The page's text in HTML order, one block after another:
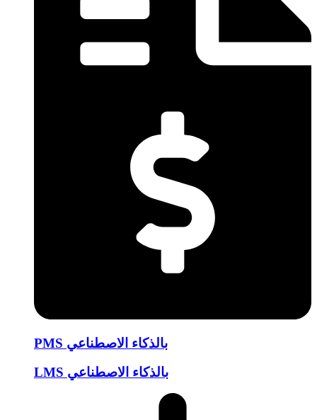
PMS بالذكاء الاصطناعي
LMS بالذكاء الاصطناعي